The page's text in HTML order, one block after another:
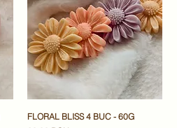
FLORAL BLISS 4 BUC - 60G